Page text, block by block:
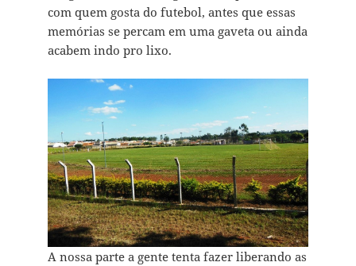
com quem gosta do futebol, antes que essas
memórias se percam em uma gaveta ou ainda
acabem indo pro lixo.
A nossa parte a gente tenta fazer liberando as